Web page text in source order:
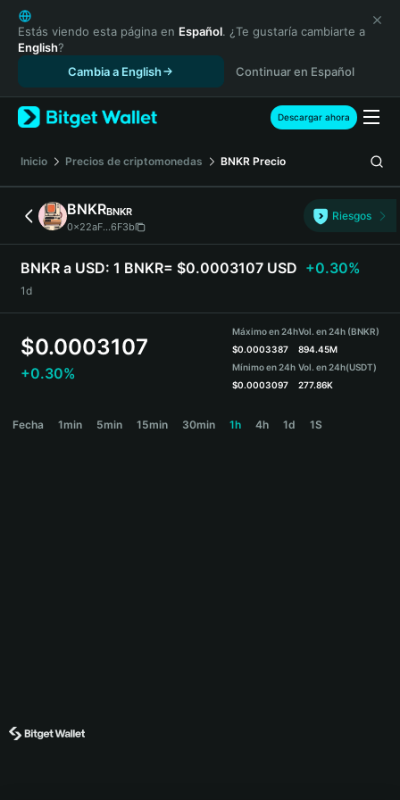
English
日本語
Tiếng Việt
Español (Latinoamérica)
Türkçe
Français
Deutsch
简体中文
繁體中文
Português (Portugal)
Bahasa Indonesia
ภาษาไทย
हिन्दी
Español
Português (Brasil)
Estás viendo esta página en Español. ¿Te gustaría cambiarte a
English?
Cambia a English
Continuar en Español
Descargar ahora
Inicio Precios de criptomonedas BNKR Precio
BNKRBNKR
0x22aF...6F3b
Riesgos
BNKR a USD: 1 BNKR= $0.0003107 USD +0.30%
1d
$0.0003107
+0.30%
Máximo en 24h
$0.0003387
Mínimo en 24h
$0.0003097
Vol. en 24h (BNKR)
894.45M
Vol. en 24h(USDT)
277.86K
Fecha 1min 5min 15min 30min 1h 4h 1d 1S